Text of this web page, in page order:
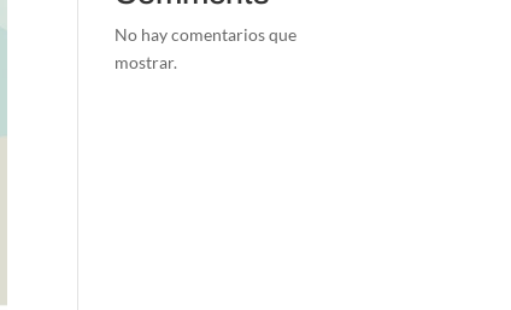
No hay comentarios que
mostrar.